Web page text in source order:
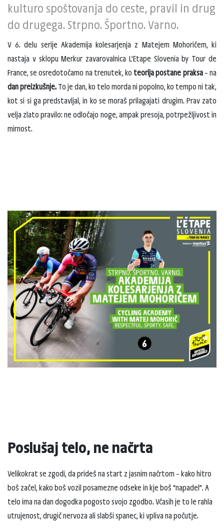
kulturo spoštovanja do ceste, pravil in drug
do drugega. Strpno. Športno. Varno.
V 6. delu serije Akademija kolesarjenja z Matejem Mohoričem, ki
nastaja v sklopu Merkur zavarovalnica L’Etape Slovenia by Tour de
France, se osredotočamo na trenutek, ko teorija postane praksa– na
dan preizkušnje. To je dan, ko telo morda ni popolno, ko tempo ni tak,
kot si si ga predstavljal, in ko se moraš prilagajati drugim. Prav zato
velja zlato pravilo: ne odločajo noge, ampak presoja, potrpežljivost in
mirnost.
Poslušaj telo, ne načrta
Velikokrat se zgodi, da prideš na start z jasnim načrtom – kako hitro
boš začel, kako boš vozil posamezne odseke in kje boš “napadel”. A
telo ima na dan dogodka pogosto svojo zgodbo. Včasih je to le rahla
utrujenost, drugič nervoza ali slabši spanec, ki vpliva na počutje.